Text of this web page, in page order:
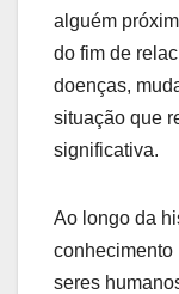
alguém
do fim de
doenças,
situação que
significativa.
Ao longo da
conhecimento
seres